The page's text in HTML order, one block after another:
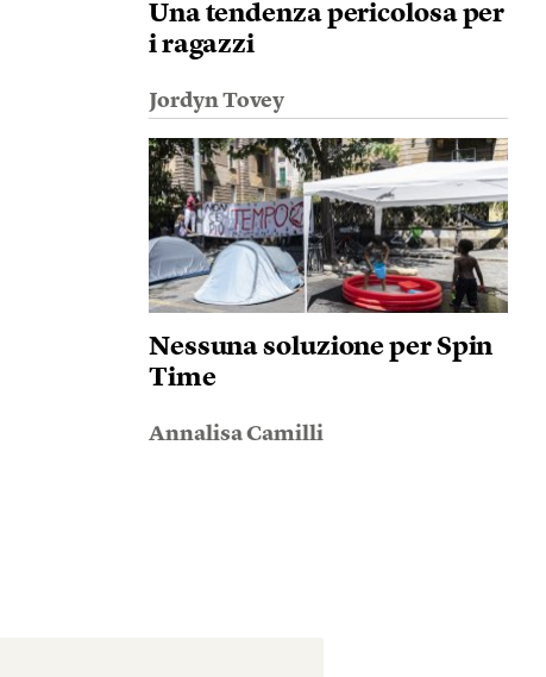
Una tendenza pericolosa per
i ragazzi
Jordyn Tovey
Nessuna soluzione per Spin
Time
Annalisa Camilli